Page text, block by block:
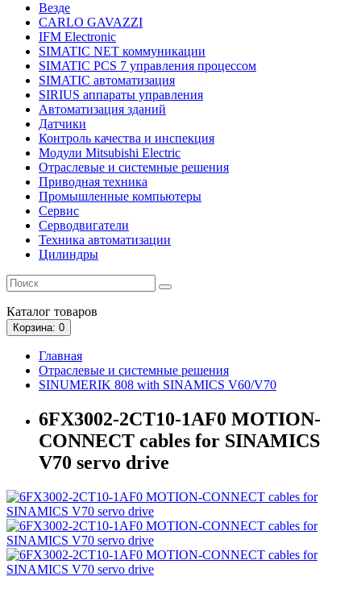
Везде
CARLO GAVAZZI
IFM Electronic
SIMATIC NET коммуникации
SIMATIC PCS 7 управления процессом
SIMATIC автоматизация
SIRIUS аппараты управления
Автоматизация зданий
Датчики
Контроль качества и инспекция
Модули Mitsubishi Electric
Отраслевые и системные решения
Приводная техника
Промышленные компьютеры
Сервис
Серводвигатели
Техника автоматизации
Цилиндры
Каталог товаров
Корзина: 0
Главная
Отраслевые и системные решения
SINUMERIK 808 with SINAMICS V60/V70
6FX3002-2CT10-1AF0 MOTION-
CONNECT cables for SINAMICS
V70 servo drive